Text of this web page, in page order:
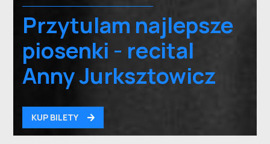
Przytulam najlepsze
piosenki - recital
Anny Jurksztowicz
KUP BILETY